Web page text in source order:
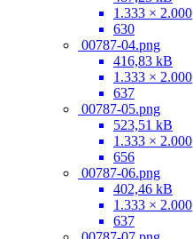
1.333 × 2.000
630
00787-04.png
416,83 kB
1.333 × 2.000
637
00787-05.png
523,51 kB
1.333 × 2.000
656
00787-06.png
402,46 kB
1.333 × 2.000
637